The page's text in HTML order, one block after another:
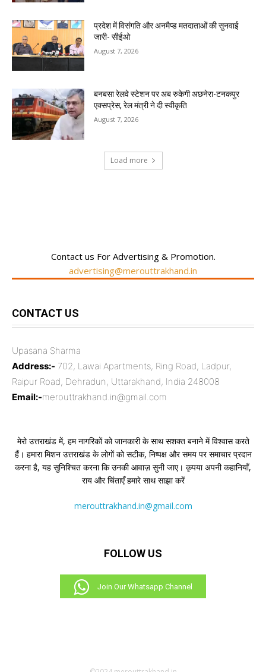
प्रदेश में विसंगति और अनमैप्ड मतदाताओं की सुनवाई
जारी- सीईओ
August 7, 2026
बनबसा रेलवे स्टेशन पर अब रुकेगी अछनेरा-टनकपुर
एक्सप्रेस, रेल मंत्री ने दी स्वीकृति
August 7, 2026
Load more
Contact us For Advertising & Promotion.
advertising@merouttrakhand.in
CONTACT US
Upasana Sharma
Address:- 702, Lawai Apartments, Ring Road, Ladpur,
Raipur Road, Dehradun, Uttarakhand, India 248008
Email:-merouttrakhand.in@gmail.com
मेरो उत्तराखंड में, हम नागरिकों को जानकारी के साथ सशक्त बनाने में विश्वास करते
हैं। हमारा मिशन उत्तराखंड के लोगों को सटीक, निष्पक्ष और समय पर समाचार प्रदान
करना है, यह सुनिश्चित करना कि उनकी आवाज़ सुनी जाए। कृपया अपनी कहानियाँ,
राय और चिंताएँ हमारे साथ साझा करें
merouttrakhand.in@gmail.com
FOLLOW US
Join Our Whatsapp Channel